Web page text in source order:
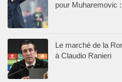
pour Muharemovic
Le marché de la
à Claudio Ranieri